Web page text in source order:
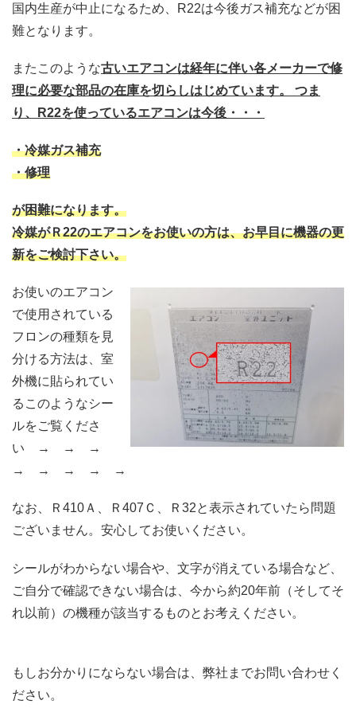
国内生産が中止になるため、R22は今後ガス補充などが困
難となります。
またこのような古いエアコンは経年に伴い各メーカーで修
理に必要な部品の在庫を切らしはじめています。 つま
り、R22を使っているエアコンは今後・・・
・冷媒ガス補充
・修理
が困難になります。
冷媒がＲ22のエアコンをお使いの方は、お早目に機器の更
新をご検討下さい。
お使いのエアコン
で使用されている
フロンの種類を見
分ける方法は、室
外機に貼られてい
るこのようなシー
ルをご覧くださ
い → → →
→ → → → →
なお、Ｒ410Ａ、Ｒ407Ｃ、Ｒ32と表示されていたら問題
ございません。安心してお使いください。
シールがわからない場合や、文字が消えている場合など、
ご自分で確認できない場合は、今から約20年前（そしてそ
れ以前）の機種が該当するものとお考えください。
もしお分かりにならない場合は、弊社までお問い合わせく
ださい。